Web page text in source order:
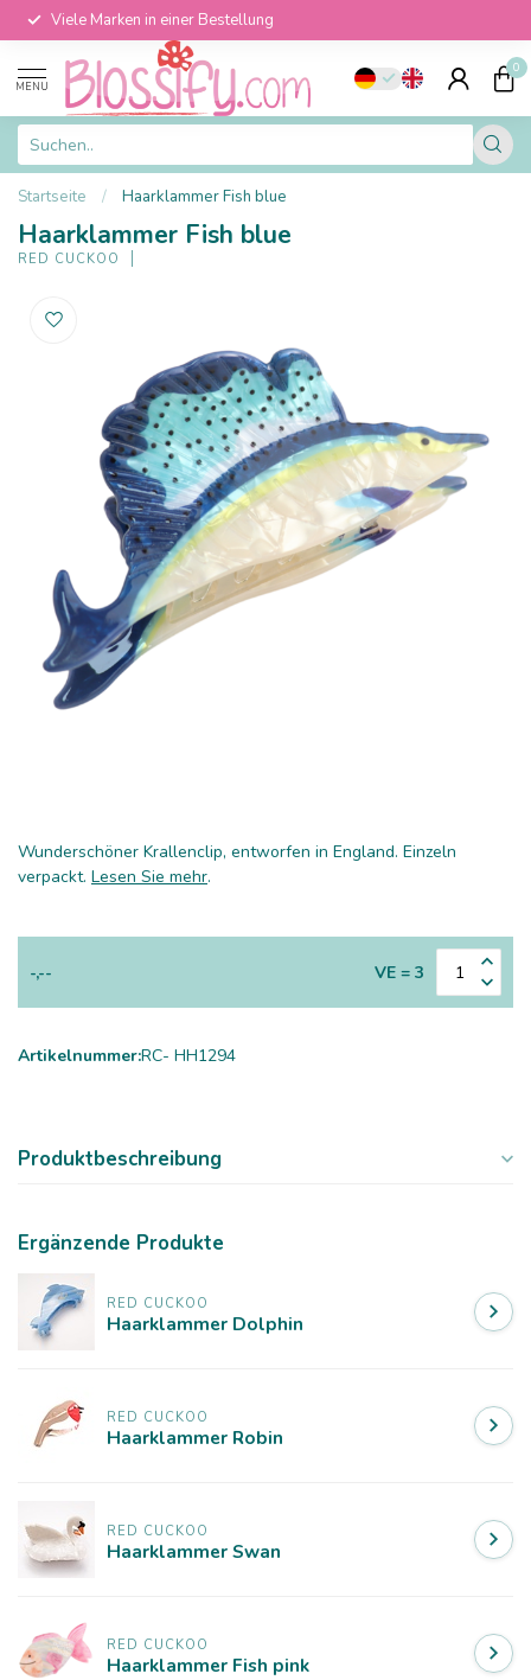
Viele Marken in einer Bestellung
MENU
0
Startseite / Haarklammer Fish blue
Haarklammer Fish blue
RED CUCKOO
Wunderschöner Krallenclip, entworfen in England. Einzeln
verpackt. Lesen Sie mehr.
-,-- VE = 3
Artikelnummer:RC- HH1294
Produktbeschreibung
Ergänzende Produkte
RED CUCKOO
Haarklammer Dolphin
RED CUCKOO
Haarklammer Robin
RED CUCKOO
Haarklammer Swan
RED CUCKOO
Haarklammer Fish pink